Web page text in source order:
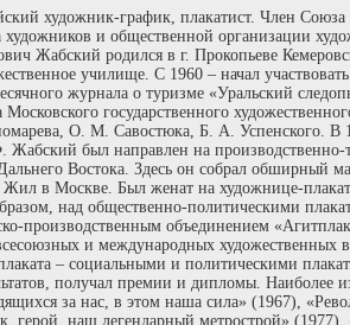
художник-график, плакатист. Член
и общественной организации
Жабский родился в г. Прокопьеве
училище. С 1960 – начал
журнала о туризме «Уральский
Московского государственного
О. М. Савостюка, Б. А. Успенского. В
был направлен на производственно-
Востока. Здесь он собрал обширный
Жил в Москве. Был женат на художнице-
над общественно-политическими
производственным объединением
и международных художественных
– социальными и политическими
получал премии и дипломы.
за нас, в этом наша сила» (1967),
герой, наш легендарный метрострой»